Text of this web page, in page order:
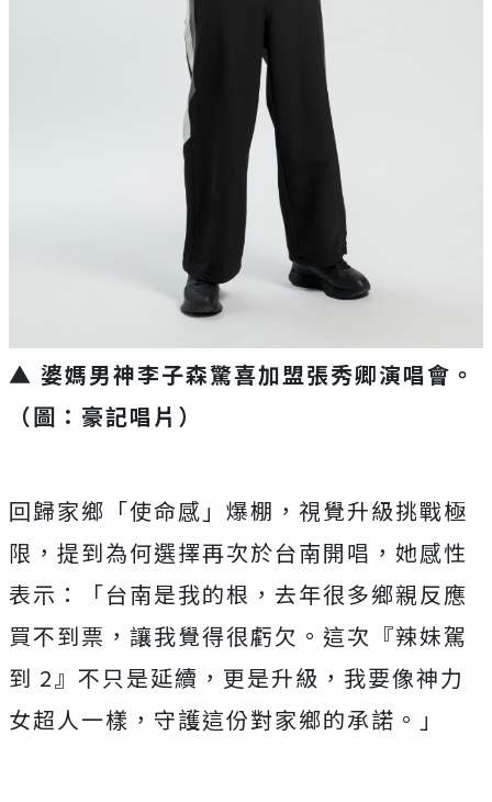
▲ 婆媽男神李子森驚喜加盟張秀卿演唱會。
（圖：豪記唱片）
回歸家鄉「使命感」爆棚，視覺升級挑戰極
限，提到為何選擇再次於台南開唱，她感性
表示：「台南是我的根， 去年很多鄉親反應
買不到票，讓我覺得很虧欠。這次『辣妹駕
到 2』不只是延續，更是升級，我要像神力
女超人一樣， 守護這份對家鄉的承諾。」